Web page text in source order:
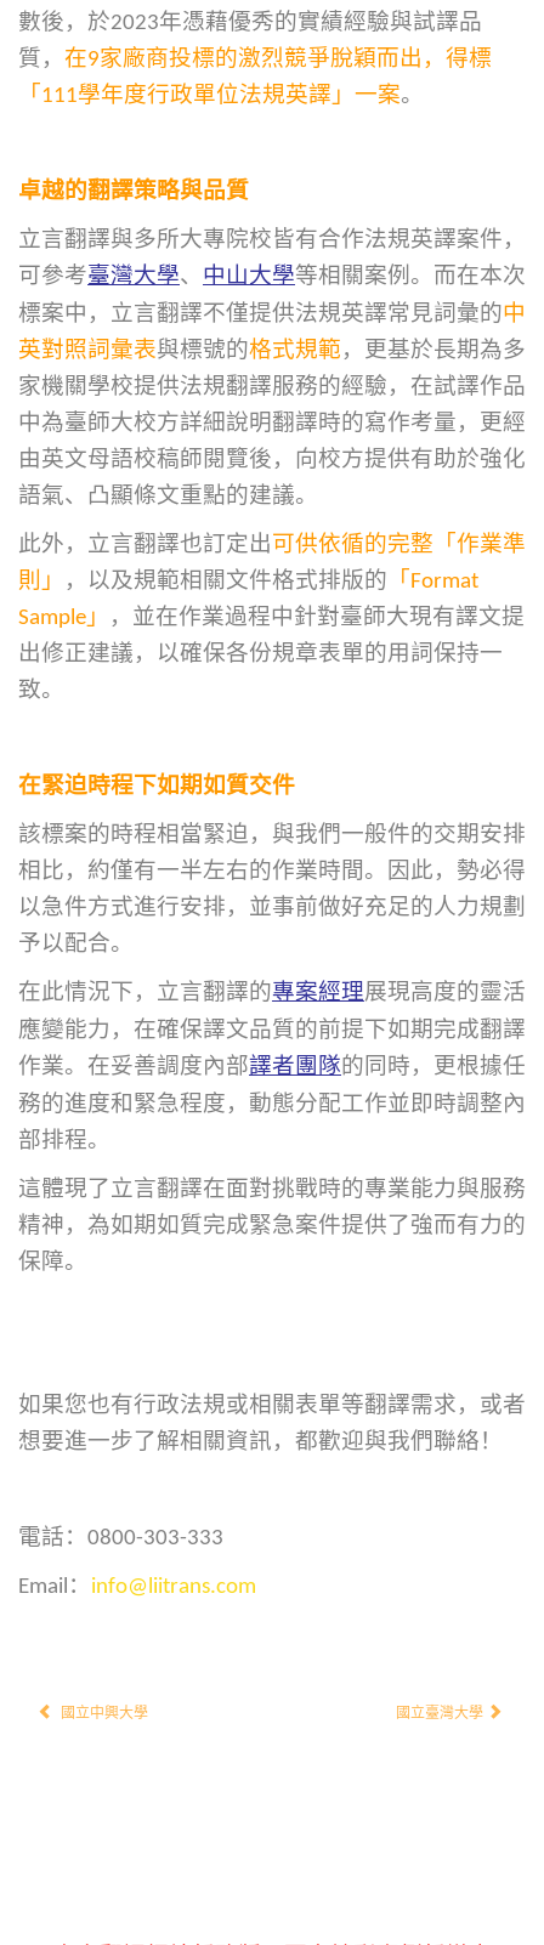
數後，於2023年憑藉優秀的實績經驗與試譯品
質， 在9家廠商投標的激烈競爭脫穎而出，得標
「 111學年度行政單位法規英譯」一案。
卓越的翻譯策略與品質
立言翻譯與多所大專院校皆有合作法規英譯案件，
可參考臺灣大學、 中山大學等相關案例。而在本次
標案中，立言翻譯不僅提供法規英譯常見詞彙的中
英對照詞彙表與標號的格式規範 ，更基於長期為多
家機關學校提供法規翻譯服務的經驗，在試譯作品
中為臺師大校方詳細說明翻譯時的寫作考量，更經
由英文母語校稿師閱覽後，向校方提供有助於強化
語氣、凸顯條文重點的建議。
此外，立言翻譯也訂定出 可供依循的完整「作業準
則」
，以及規範相關文件格式排版的 「 Format
Sample」
，並在作業過程中針對臺師大現有譯文提
出修正建議，以確保各份規章表單的用詞保持一
致。
在緊迫時程下如期如質交件
該標案的時程相當緊迫，與我們一般件的交期安排
相比，約僅有一半左右的作業時間。因此，勢必得
以急件方式進行安排，並事前做好充足的人力規劃
予以配合。
在此情況下，立言翻譯的專案經理展現高度的靈活
應變能力，在確保譯文品質的前提下如期完成翻譯
作業。在妥善調度內部譯者團隊 的同時 ，更根據任
務的進度和緊急程度，動態分配工作並即時調整內
部排程。
這體現了立言翻譯在面對挑戰時的專業能力與服務
精神，為如期如質完成緊急案件提供了強而有力的
保障。
如果您也有行政法規或相關表單等翻譯需求，或者
想要進一步了解相關資訊，都歡迎與我們聯絡！
電話：0800-303-333
Email： info@liitrans.com
國立中興大學 國立臺灣大學